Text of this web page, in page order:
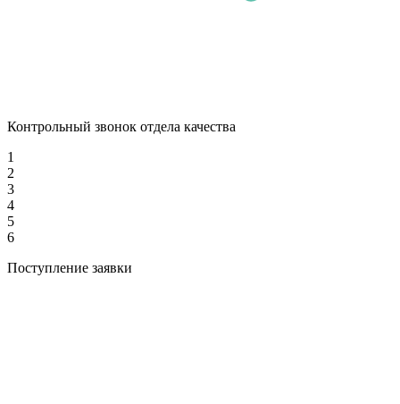
Контрольный звонок отдела качества
1
2
3
4
5
6
Поступление заявки